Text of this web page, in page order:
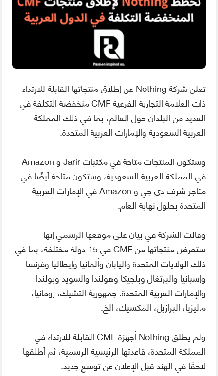
تعلن شركة Nothing عن إطلاق منتجاتها القابلة للارتداء
ذات العلامة التجارية الفرعية CMF منخفضة التكلفة في
العديد من البلدان حول العالم، بما في ذلك المملكة
العربية السعودية والإمارات العربية المتحدة.
وستكون المنتجات متاحة في مكتبات Jarir و Amazon
في المملكة العربية السعودية، وستكون متاحة أيضًا في
متاجر شرف دي جي و Amazon في الإمارات العربية
المتحدة بحلول نهاية العام.
وقالت الشركة في بيان على موقعها الرسمي إنها
ستعرض منتجاتها من CMF في 15 دولة مختلفة، بما في
ذلك الولايات المتحدة واليابان وألمانيا وإيطاليا وفرنسا
وإسبانيا والبرتغال وبلجيكا وهولندا والسويد وبولندا
والإمارات العربية المتحدة. جمهورية التشيك، رومانيا،
ماليزيا، البرازيل، المكسيك، الخ.
ولم يطلق Nothing أجهزة CMF القابلة للارتداء في
المملكة المتحدة، قاعدتها الرئيسية الرسمية، ثم أطلقها
لاحقًا في الهند قبل الإعلان عن توسع جديد.